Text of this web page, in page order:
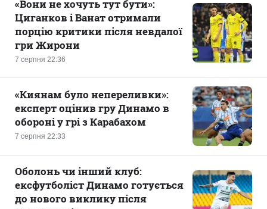
7 серпня 22:36
«Вони не хочуть тут бути»:
Циганков і Ванат отримали
порцію критики після невдалої
гри Жирони
7 серпня 22:33
«Киянам було непереливки»:
експерт оцінив гру Динамо в
обороні у грі з Карабахом
Оболонь чи інший клуб:
ексфутболіст Динамо готується
до нового виклику після